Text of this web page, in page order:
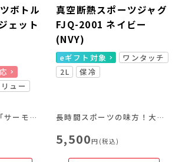
ボトル
ェット
ュー
直営店限定商品、「サーモス スタイリングシリーズ LOGO」
真空断熱スポーツジャグ
FJQ-2001 ネイビー
(NVY)
eギフト対象
ワンタッチ
2L
保冷
長時間スポーツの味方！大容量＆冷たさキープ
5,500円(税込)